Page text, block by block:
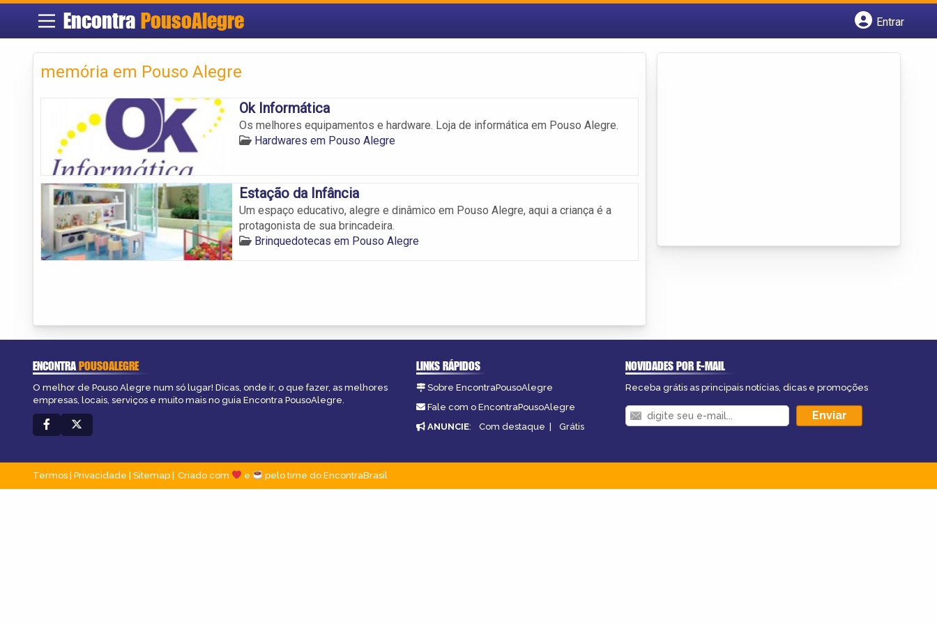
Encontra PousoAlegre
Entrar
memória em Pouso Alegre
Ok Informática
Os melhores equipamentos e hardware. Loja de informática em Pouso Alegre.
Hardwares em Pouso Alegre
Estação da Infância
Um espaço educativo, alegre e dinâmico em Pouso Alegre, aqui a criança é a
protagonista de sua brincadeira.
Brinquedotecas em Pouso Alegre
ENCONTRAPOUSOALEGRE
O melhor de Pouso Alegre num só lugar! Dicas, onde ir, o que fazer, as melhores
empresas, locais, serviços e muito mais no guia Encontra PousoAlegre.
LINKS RÁPIDOS
Sobre EncontraPousoAlegre
Fale com o EncontraPousoAlegre
ANUNCIE: Com destaque | Grátis
NOVIDADES POR E-MAIL
Receba grátis as principais notícias, dicas e promoções
Termos Privacidade Sitemap Criado com e pelo time do EncontraBrasil